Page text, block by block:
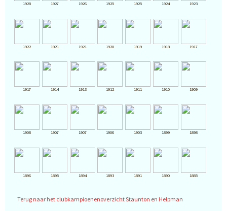
1928 1927 1926 1925 1925 1924 1923
1922 1921 1921 1920 1919 1918 1917
1917 1914 1913 1912 1911 1910 1909
1908 1907 1907 1906 1903 1899 1898
1896 1895 1894 1893 1891 1890 1885
Terug naar het clubkampioenenoverzicht Staunton en Helpman